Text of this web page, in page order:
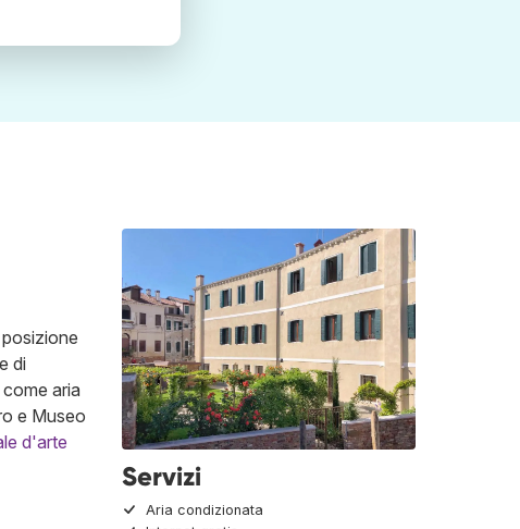
di
aria
e Museo
d'arte
Servizi
Aria condizionata